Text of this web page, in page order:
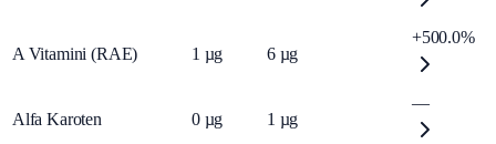
A Vitamini (RAE) 1 µg 6 µg
+500.0%
Alfa Karoten 0 µg 1 µg
—